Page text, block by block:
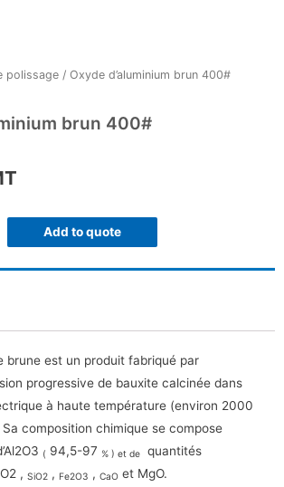
polissage / Oxyde d’aluminium brun 400#
brun 400#
Add to quote
brune est un produit fabriqué par
progressive de bauxite calcinée dans
à haute température (environ 2000
composition chimique se compose
( 94,5-97 % ) et de
quantités
, SiO2 , Fe2O3 , CaO et MgO.